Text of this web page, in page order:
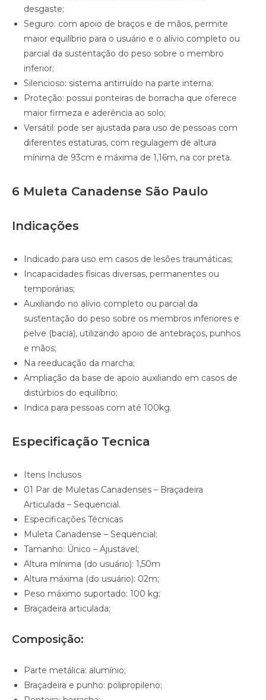
desgaste;
Seguro: com apoio de braços e de mãos, permite
maior equilíbrio para o usuário e o alívio completo ou
parcial da sustentação do peso sobre o membro
inferior;
Silencioso: sistema antirruído na parte interna;
Proteção: possui ponteiras de borracha que oferece
maior firmeza e aderência ao solo;
Versátil: pode ser ajustada para uso de pessoas com
diferentes estaturas, com regulagem de altura
mínima de 93cm e máxima de 1,16m, na cor preta.
6 Muleta Canadense São Paulo
Indicações
Indicado para uso em casos de lesões traumáticas;
Incapacidades físicas diversas, permanentes ou
temporárias;
Auxiliando no alívio completo ou parcial da
sustentação do peso sobre os membros inferiores e
pelve (bacia), utilizando apoio de antebraços, punhos
e mãos;
Na reeducação da marcha;
Ampliação da base de apoio auxiliando em casos de
distúrbios do equilíbrio;
Indica para pessoas com até 100kg.
Especificação Tecnica
Itens Inclusos
01 Par de Muletas Canadenses – Braçadeira
Articulada – Sequencial.
Especificações Técnicas
Muleta Canadense – Sequencial;
Tamanho: Único – Ajustável;
Altura mínima (do usuário): 1,50m
Altura máxima (do usuário): 02m;
Peso máximo suportado: 100 kg;
Braçadeira articulada;
Composição:
Parte metálica: alumínio;
Braçadeira e punho: polipropileno;